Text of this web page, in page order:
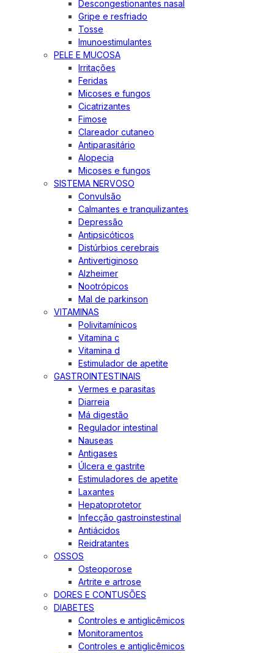
Descongestionantes nasal
Gripe e resfriado
Tosse
Imunoestimulantes
PELE E MUCOSA
Irritações
Feridas
Micoses e fungos
Cicatrizantes
Fimose
Clareador cutaneo
Antiparasitário
Alopecia
Micoses e fungos
SISTEMA NERVOSO
Convulsão
Calmantes e tranquilizantes
Depressão
Antipsicóticos
Distúrbios cerebrais
Antivertiginoso
Alzheimer
Nootrópicos
Mal de parkinson
VITAMINAS
Polivitamínicos
Vitamina c
Vitamina d
Estimulador de apetite
GASTROINTESTINAIS
Vermes e parasitas
Diarreia
Má digestão
Regulador intestinal
Nauseas
Antigases
Úlcera e gastrite
Estimuladores de apetite
Laxantes
Hepatoprotetor
Infecção gastroinstestinal
Antiácidos
Reidratantes
OSSOS
Osteoporose
Artrite e artrose
DORES E CONTUSÕES
DIABETES
Controles e antiglicêmicos
Monitoramentos
Controles e antiglicêmicos